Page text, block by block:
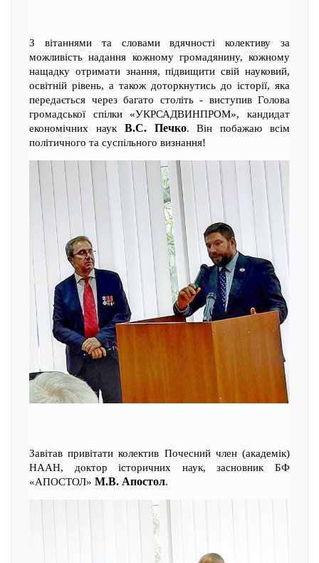
З вітаннями та словами вдячності колективу за
можливість надання кожному громадянину, кожному
нащадку отримати знання, підвищити свій науковий,
освітній рівень, а також доторкнутись до історії, яка
передається через багато століть - виступив Голова
громадської спілки «УКРСАДВИНПРОМ», кандидат
економічних наук В.С. Печко. Він побажаю всім
політичного та суспільного визнання!
Завітав привітати колектив Почесний член (академік)
НААН, доктор історичних наук, засновник БФ
«АПОСТОЛ» М.В. Апостол.